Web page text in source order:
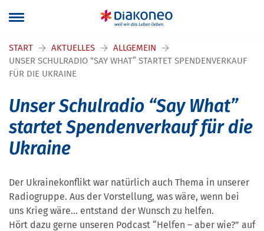
START AKTUELLES
ALLGEMEIN
UNSER SCHULRADIO “SAY WHAT” STARTET SPENDENVERKAUF
FÜR DIE UKRAINE
Unser Schulradio “Say What”
startet Spendenverkauf für die
Ukraine
Der Ukrainekonflikt war natürlich auch Thema in unserer
Radiogruppe. Aus der Vorstellung, was wäre, wenn bei
uns Krieg wäre… entstand der Wunsch zu helfen.
Hört dazu gerne unseren Podcast “Helfen – aber wie?” auf